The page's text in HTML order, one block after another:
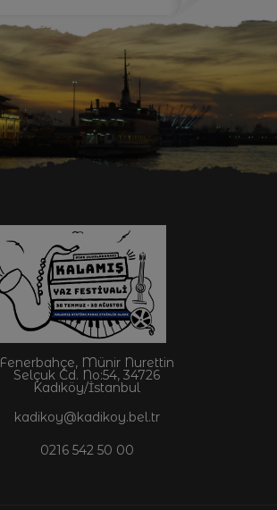
Fenerbahçe, Münir Nurettin
Selçuk Cd. No:54, 34726
Kadıköy/İstanbul
kadikoy@kadikoy.bel.tr
0216 542 50 00